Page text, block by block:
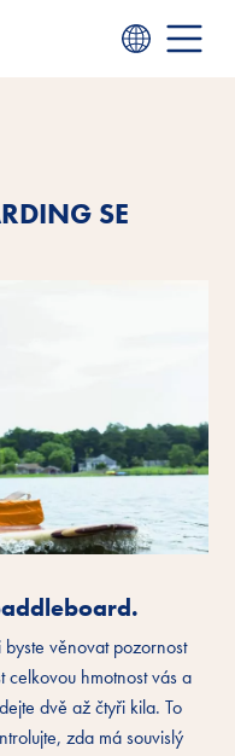
SE
věnovat pozornost
celkovou hmotnost vás a
dvě až čtyři kila. To
zda má souvislý